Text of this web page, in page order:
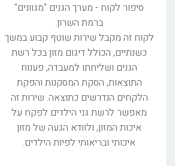
סיפור לקוח - מערך הגנים "מגוונים"
ברמת השרון.
לקוח זה מקבל שירות שוטף קבוע במשך
כשנתיים, הכולל דיגום מזון בכל רשת
הגנים ושליחתו למעבדה, פענוח
התוצאות, הסקת המסקנות והפקת
הלקחים הנדרשים כתוצאה. שירות זה
מאפשר לרשת גני הילדים לפקח על
איכות המזון, ולוודא הגעה של מזון
איכותי ובריאותי לפיות הילדים.